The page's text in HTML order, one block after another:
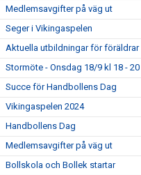
Medlemsavgifter på väg ut
Seger i Vikingaspelen
Aktuella utbildningar för föräldrar
Stormöte - Onsdag 18/9 kl 18 - 20
Succe för Handbollens Dag
Vikingaspelen 2024
Handbollens Dag
Medlemsavgifter på väg ut
Bollskola och Bollek startar